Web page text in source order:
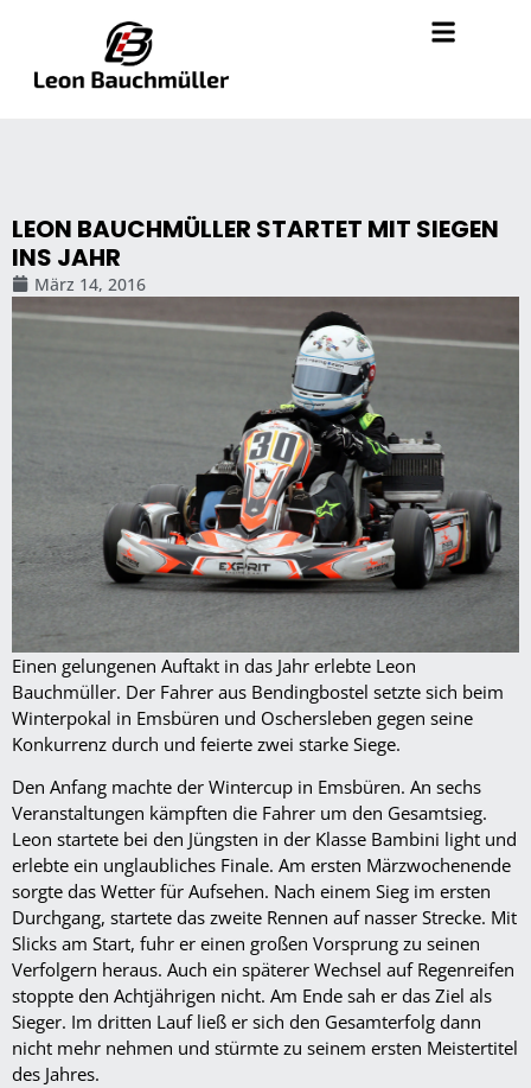
LEON BAUCHMÜLLER STARTET MIT SIEGEN
INS JAHR
März 14, 2016
Einen gelungenen Auftakt in das Jahr erlebte Leon
Bauchmüller. Der Fahrer aus Bendingbostel setzte sich beim
Winterpokal in Emsbüren und Oschersleben gegen seine
Konkurrenz durch und feierte zwei starke Siege.
Den Anfang machte der Wintercup in Emsbüren. An sechs
Veranstaltungen kämpften die Fahrer um den Gesamtsieg.
Leon startete bei den Jüngsten in der Klasse Bambini light und
erlebte ein unglaubliches Finale. Am ersten Märzwochenende
sorgte das Wetter für Aufsehen. Nach einem Sieg im ersten
Durchgang, startete das zweite Rennen auf nasser Strecke. Mit
Slicks am Start, fuhr er einen großen Vorsprung zu seinen
Verfolgern heraus. Auch ein späterer Wechsel auf Regenreifen
stoppte den Achtjährigen nicht. Am Ende sah er das Ziel als
Sieger. Im dritten Lauf ließ er sich den Gesamterfolg dann
nicht mehr nehmen und stürmte zu seinem ersten Meistertitel
des Jahres.